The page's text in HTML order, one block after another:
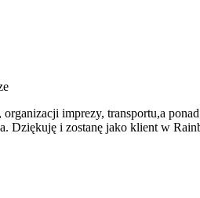
imprezy, transportu,a
Dziękuję i zostanę jako klient w